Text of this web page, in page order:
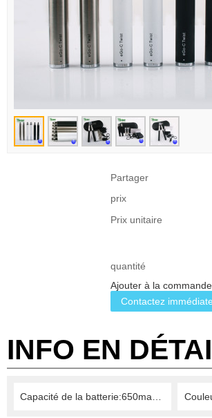
Partager
prix
Prix unitaire
quantité
Ajouter à la commande
Contactez
INFO EN